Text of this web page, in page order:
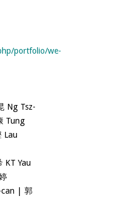
portfolio/we-
Ng Tsz-
Tung
Lau
KT Yau
can | 郭